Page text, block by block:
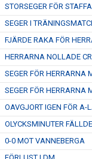
STORSEGER FÖR
SEGER I
FJÄRDE RAKA FÖR
HERRARNA NOLLADE
SEGER FÖR HERRARNA
SEGER FÖR HERRARNA
OAVGJORT IGEN FÖR A-
OLYCKSMINUTER
0-0 MOT VANNEBERGA